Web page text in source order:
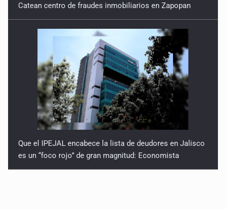
Catean centro de fraudes inmobiliarios en Zapopan
Que el IPEJAL encabece la lista de deudores en Jalisco
es un “foco rojo” de gran magnitud: Economista